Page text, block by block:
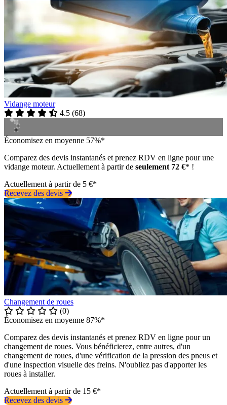
Vidange moteur
4.5 (68)
Économisez en moyenne 57%*
Comparez des devis instantanés et prenez RDV en ligne pour une
vidange moteur. Actuellement à partir de seulement 72 €* !
Actuellement à partir de 5 €*
Recevez des devis
Changement de roues
(0)
Économisez en moyenne 87%*
Comparez des devis instantanés et prenez RDV en ligne pour un
changement de roues. Vous bénéficierez, entre autres, d'un
changement de roues, d'une vérification de la pression des pneus et
d'une inspection visuelle des freins. N'oubliez pas d'apporter les
roues à installer.
Actuellement à partir de 15 €*
Recevez des devis